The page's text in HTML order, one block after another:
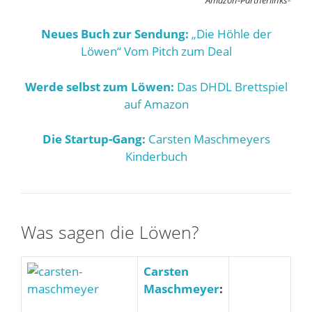
Neues Buch zur Sendung: „Die Höhle der
Löwen“ Vom Pitch zum Deal
Werde selbst zum Löwen: Das DHDL Brettspiel
auf Amazon
Die Startup-Gang: Carsten Maschmeyers
Kinderbuch
Was sagen die Löwen?
Carsten
Maschmeyer: